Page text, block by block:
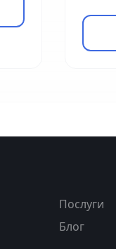
Послуги
Блог